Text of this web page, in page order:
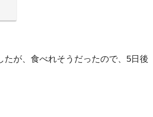
が、食べれそうだったので、5日後